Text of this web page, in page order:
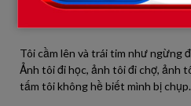
Tôi cầm lên và trái tim như ngừng
Ảnh tôi đi học, ảnh tôi đi chợ, ảnh
tấm tôi không hề biết mình bị chụp.